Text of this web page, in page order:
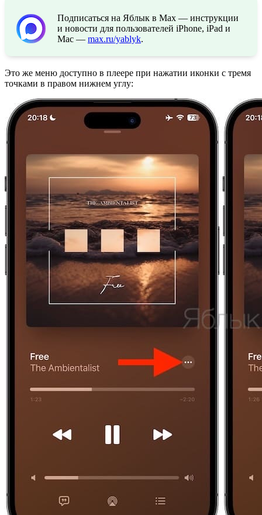
Подписаться на Яблык в Max — инструкции
и новости для пользователей iPhone, iPad и
Mac — max.ru/yablyk.
Это же меню доступно в плеере при нажатии иконки с тремя
точками в правом нижнем углу: